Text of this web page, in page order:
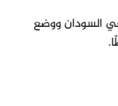
السودان ووضع